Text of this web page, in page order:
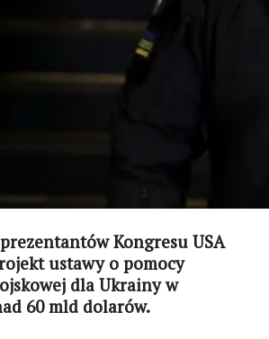
Kongresu USA
ustawy o pomocy
dla Ukrainy w
60 mld dolarów.